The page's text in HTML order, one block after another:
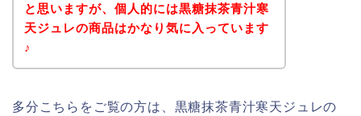
と思いますが、個人的には黒糖抹茶青汁寒
天ジュレの商品はかなり気に入っています
♪
多分こちらをご覧の方は、黒糖抹茶青汁寒天ジュレの